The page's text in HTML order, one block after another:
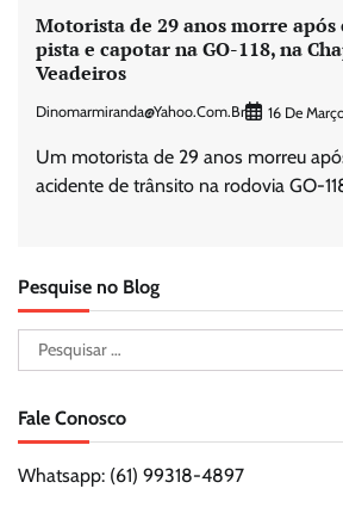
Motorista de 29 anos morre após
pista e capotar na GO-118, na
Veadeiros
Dinomarmiranda@yahoo.com.br 16 De
Um motorista de 29 anos morreu
acidente de trânsito na rodovia GO-
Pesquise no Blog
Pesquisar
por:
Fale Conosco
Whatsapp: (61) 99318-4897